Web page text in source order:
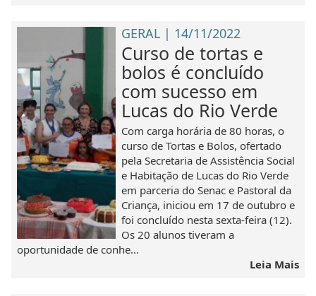
GERAL | 14/11/2022
Curso de tortas e
bolos é concluído
com sucesso em
Lucas do Rio Verde
Com carga horária de 80 horas, o
curso de Tortas e Bolos, ofertado
pela Secretaria de Assistência Social
e Habitação de Lucas do Rio Verde
em parceria do Senac e Pastoral da
Criança, iniciou em 17 de outubro e
foi concluído nesta sexta-feira (12).
Os 20 alunos tiveram a
oportunidade de conhe...
Leia Mais